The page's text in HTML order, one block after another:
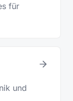
für
und